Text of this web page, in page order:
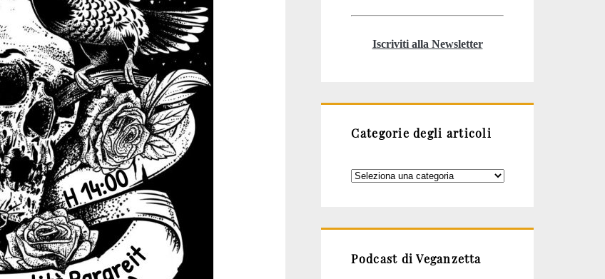
Iscriviti alla Newsletter
Categorie degli articoli
Categorie
Podcast di Veganzetta